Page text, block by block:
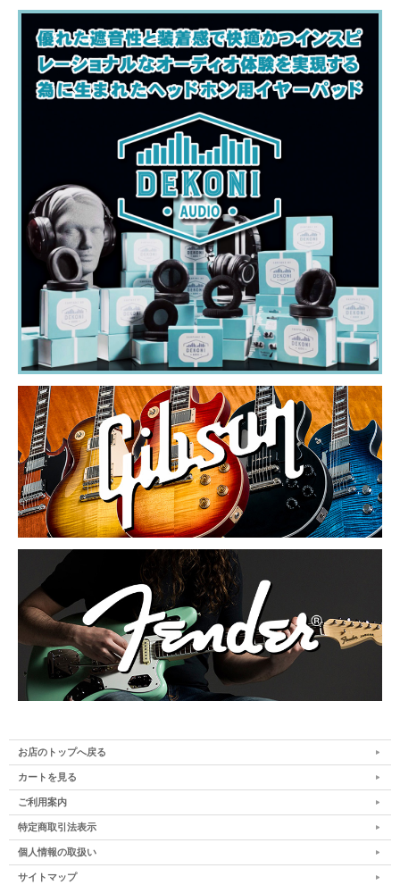
お店のトップへ戻る
カートを見る
ご利用案内
特定商取引法表示
個人情報の取扱い
サイトマップ